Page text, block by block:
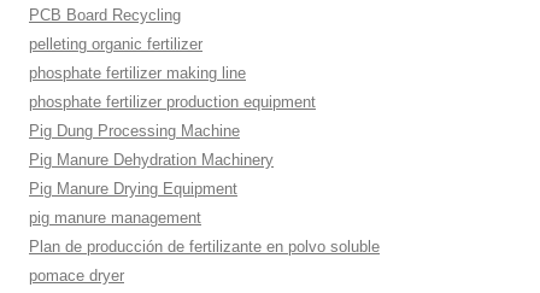
PCB Board Recycling
pelleting organic fertilizer
phosphate fertilizer making line
phosphate fertilizer production equipment
Pig Dung Processing Machine
Pig Manure Dehydration Machinery
Pig Manure Drying Equipment
pig manure management
Plan de producción de fertilizante en polvo soluble
pomace dryer